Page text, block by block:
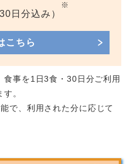
日分込み）
※
こちら
事を1日3食・30日分ご利用
。
で、利用された分に応じて